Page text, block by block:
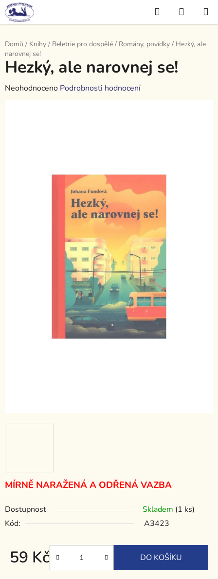
Přejít
na
obsah
Hledat
KOŠÍK
Domů / Knihy / Beletrie pro dospělé / Romány, povídky / Hezký, ale
narovnej se!
MÍRNĚ NARAŽENÁ A ODŘENÁ VAZBA
Dostupnost Skladem (1 ks)
Kód:
A3423
59 Kč
Měrná cena:
DO KOŠÍKU
Hezký, ale narovnej se!
Průměrné
Neohodnoceno Podrobnosti hodnocení